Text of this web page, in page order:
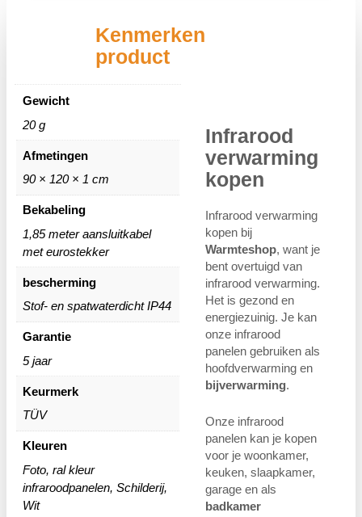
Kenmerken
product
Gewicht
20 g
Afmetingen
90 × 120 × 1 cm
Bekabeling
1,85 meter aansluitkabel
met eurostekker
bescherming
Stof- en spatwaterdicht IP44
Garantie
5 jaar
Keurmerk
TÜV
Kleuren
Foto, ral kleur
infraroodpanelen, Schilderij,
Wit
Infrarood
verwarming
kopen
Infrarood verwarming
kopen bij
Warmteshop, want je
bent overtuigd van
infrarood verwarming.
Het is gezond en
energiezuinig. Je kan
onze infrarood
panelen gebruiken als
hoofdverwarming en
bijverwarming.
Onze infrarood
panelen kan je kopen
voor je woonkamer,
keuken, slaapkamer,
garage en als
badkamer